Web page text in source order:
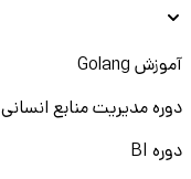
آموزش Golang
دوره مدیریت منابع انسانی
دوره BI